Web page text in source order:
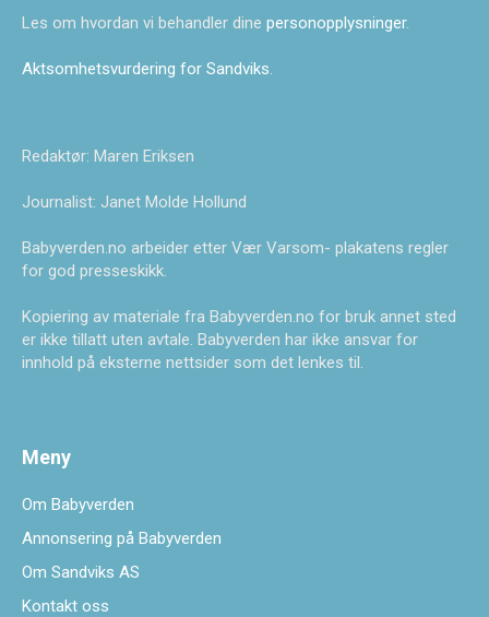
Les om hvordan vi behandler dine personopplysninger.
Aktsomhetsvurdering for Sandviks.
Redaktør: Maren Eriksen
Journalist: Janet Molde Hollund
Babyverden.no arbeider etter Vær Varsom- plakatens regler
for god presseskikk.
Kopiering av materiale fra Babyverden.no for bruk annet sted
er ikke tillatt uten avtale. Babyverden har ikke ansvar for
innhold på eksterne nettsider som det lenkes til.
Meny
Om Babyverden
Annonsering på Babyverden
Om Sandviks AS
Kontakt oss